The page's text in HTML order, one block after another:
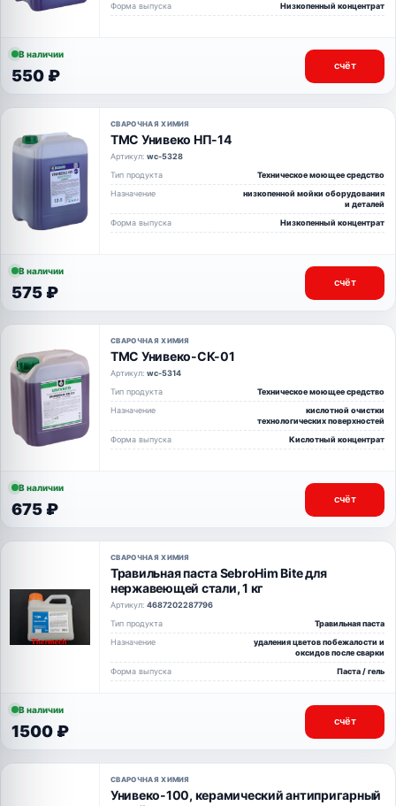
Форма выпуска
Низкопенный концентрат
В наличии
550 ₽
счёт
СВАРОЧНАЯ ХИМИЯ
ТМС Унивеко НП-14
Артикул: wc-5328
Тип продукта
Техническое моющее средство
Назначение
низкопенной мойки оборудования
и деталей
Форма выпуска
Низкопенный концентрат
В наличии
575 ₽
счёт
СВАРОЧНАЯ ХИМИЯ
ТМС Унивеко-СК-01
Артикул: wc-5314
Тип продукта
Техническое моющее средство
Назначение
кислотной очистки
технологических поверхностей
Форма выпуска
Кислотный концентрат
В наличии
675 ₽
счёт
СВАРОЧНАЯ ХИМИЯ
Травильная паста SebroHim Bite для
нержавеющей стали, 1 кг
Артикул: 4687202287796
Тип продукта
Травильная паста
Назначение
удаления цветов побежалости и
оксидов после сварки
Форма выпуска
Паста / гель
В наличии
1500 ₽
счёт
СВАРОЧНАЯ ХИМИЯ
Унивеко-100, керамический антипригарный